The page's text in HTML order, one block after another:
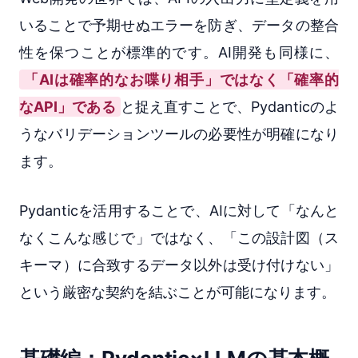
いることで予期せぬエラーを防ぎ、データの整合
性を保つことが標準的です。AI開発も同様に、
「AIは確率的なお喋り相手」ではなく「確率的
なAPI」である と捉え直すことで、Pydanticのよ
うなバリデーションツールの必要性が明確になり
ます。
Pydanticを活用することで、AIに対して「なんと
なくこんな感じで」ではなく、「この設計図（ス
キーマ）に合致するデータ以外は受け付けない」
という厳密な契約を結ぶことが可能になります。